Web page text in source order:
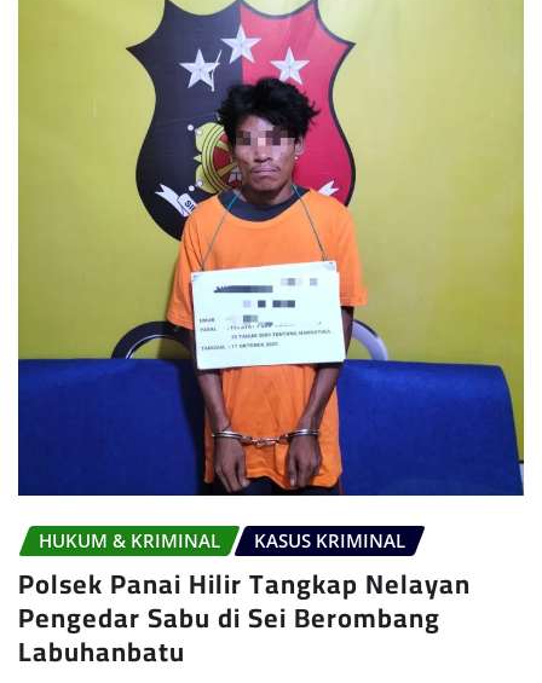
HUKUM & KRIMINAL KASUS KRIMINAL
Polsek Panai Hilir Tangkap Nelayan
Pengedar Sabu di Sei Berombang
Labuhanbatu